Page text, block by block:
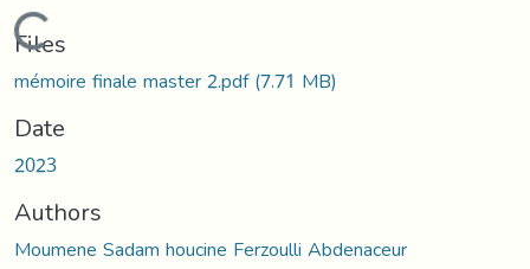
Loading...
Files
mémoire finale master 2.pdf(7.71 MB)
Date
2023
Authors
Moumene Sadam houcine Ferzoulli Abdenaceur